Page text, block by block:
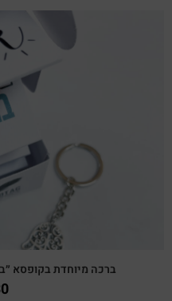
ברכה מיוחדת בקופסא